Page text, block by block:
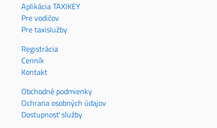
Aplikácia TAXIKEY
Pre vodičov
Pre taxislužby
Registrácia
Cenník
Kontakt
Obchodné podmienky
Ochrana osobných údajov
Dostupnosť služby